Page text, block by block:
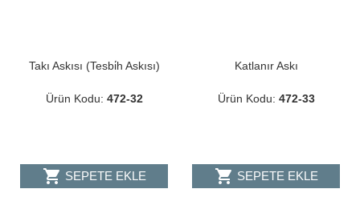
Takı Askısı (Tesbi̇h Askısı)
Ürün Kodu: 472-32
shopping_cart SEPETE EKLE
Katlanır Askı
Ürün Kodu: 472-33
shopping_cart SEPETE EKLE